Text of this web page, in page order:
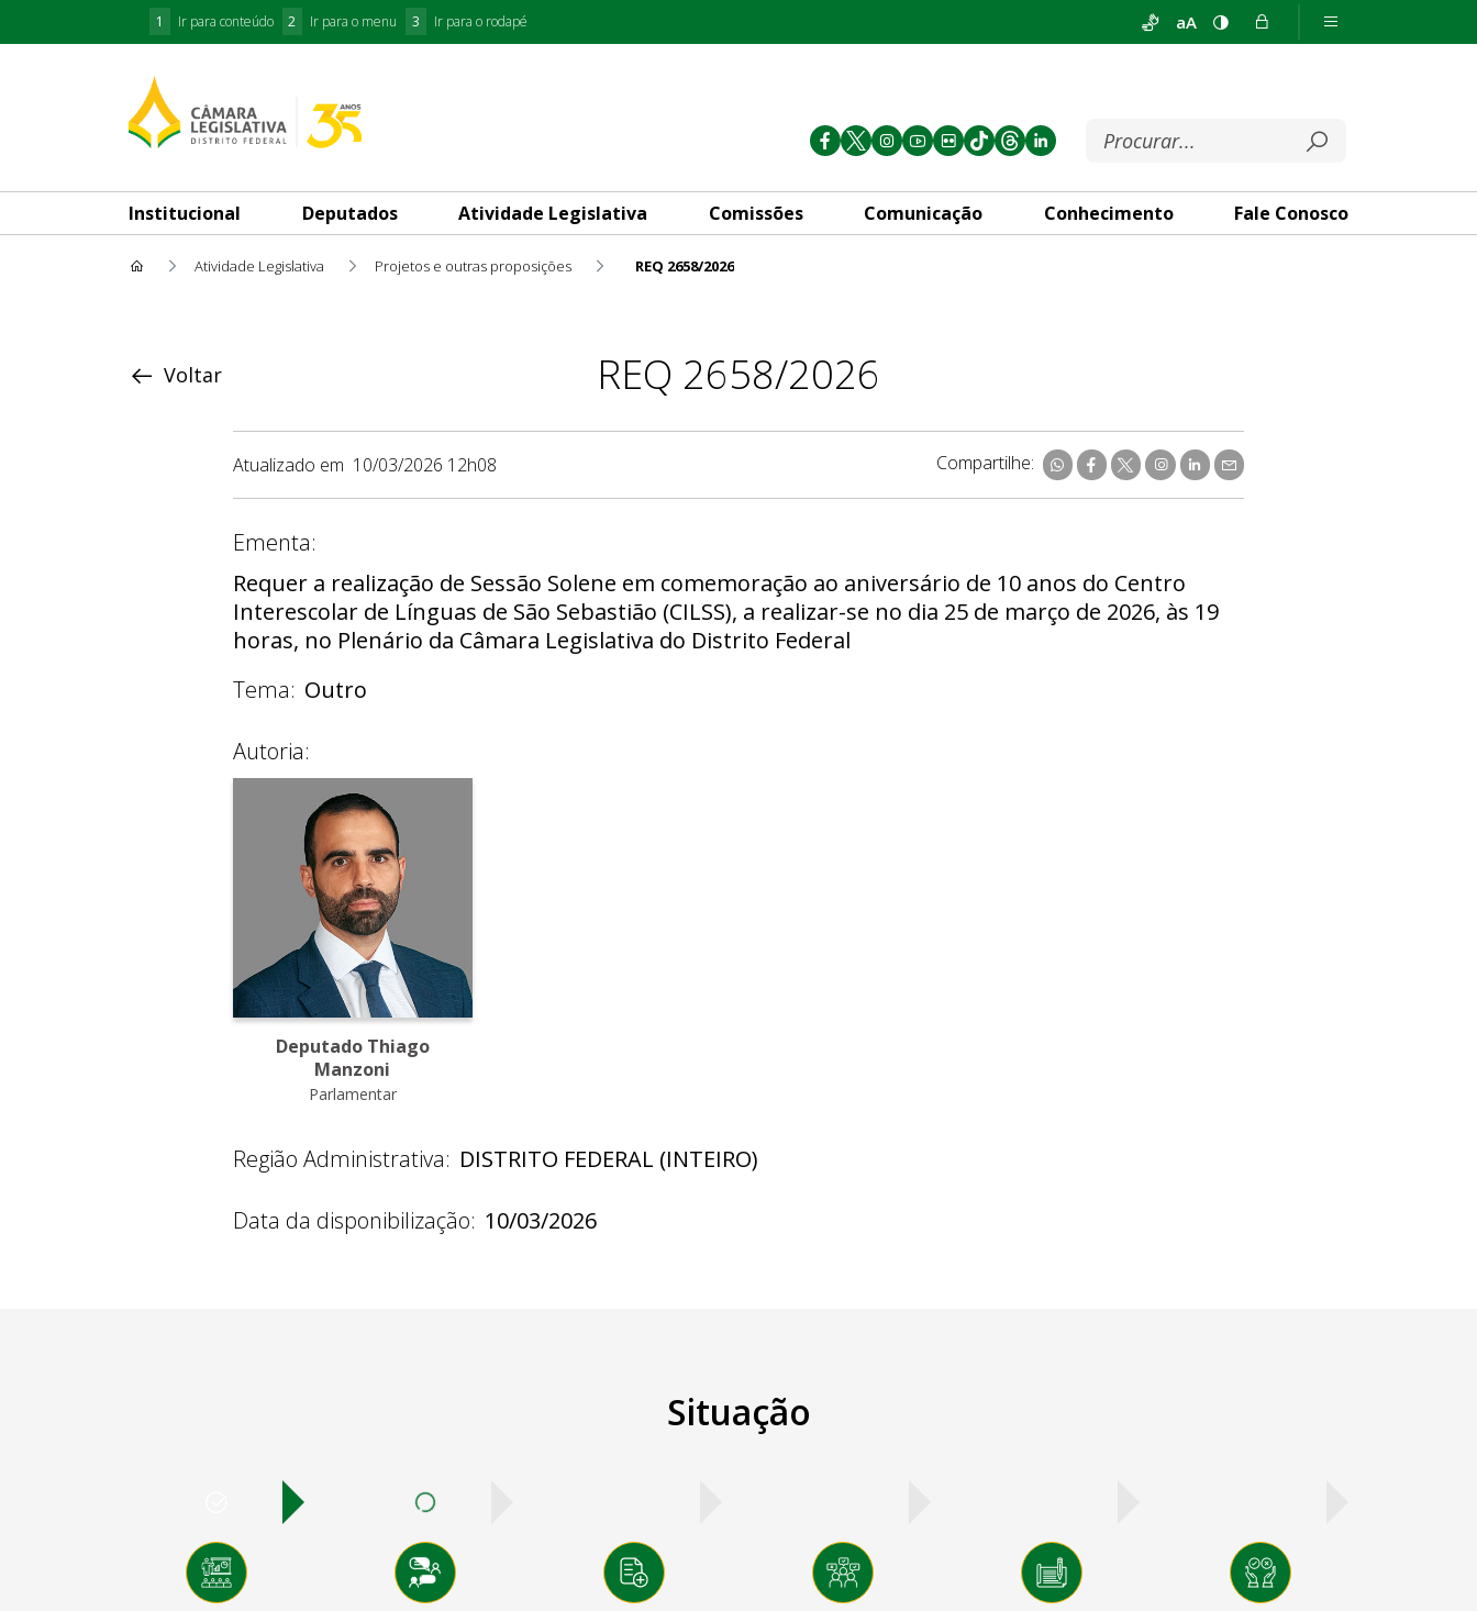
1 Ir para conteúdo 2 Ir para o menu 3 Ir para o rodapé aA
Institucional Deputados Atividade Legislativa Comissões Comunicação Conhecimento Fale Conosco
Atividade Legislativa Projetos e outras proposições REQ 2658/2026
REQ 2658/2026
Voltar
Atualizado em 10/03/2026 12h08 Compartilhe:
Ementa:
Requer a realização de Sessão Solene em comemoração ao aniversário de 10 anos do Centro
Interescolar de Línguas de São Sebastião (CILSS), a realizar-se no dia 25 de março de 2026, às 19
horas, no Plenário da Câmara Legislativa do Distrito Federal
Tema: Outro
Autoria:
Deputado Thiago
Manzoni
Parlamentar
Região Administrativa: DISTRITO FEDERAL (INTEIRO)
Data da disponibilização: 10/03/2026
Situação